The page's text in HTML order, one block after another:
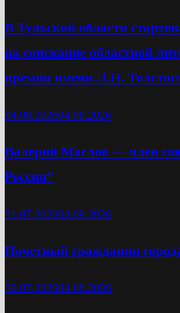
В Тульской области
на соискание областной
премии имени Л.Н.
04.08.202604.08.2026
Валерий Маслов — член
России”
31.07.202604.08.2026
Почетный гражданин
30.07.202604.08.2026